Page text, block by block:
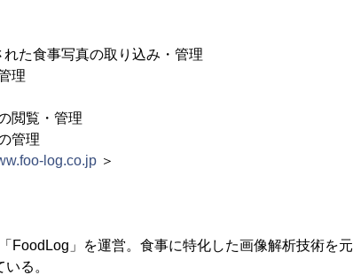
事写真の取り込み・管理
・管理
理
log.co.jp ＞
FoodLog」を運営。食事に特化した画像解析技術を元
る。